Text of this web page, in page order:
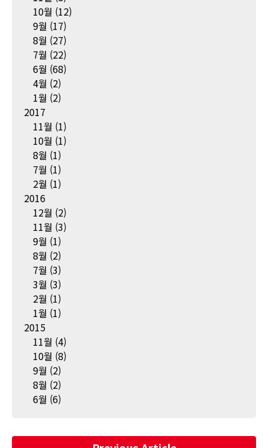
10월 (12)
9월 (17)
8월 (27)
7월 (22)
6월 (68)
4월 (2)
1월 (2)
2017
11월 (1)
10월 (1)
8월 (1)
7월 (1)
2월 (1)
2016
12월 (2)
11월 (3)
9월 (1)
8월 (2)
7월 (3)
3월 (3)
2월 (1)
1월 (1)
2015
11월 (4)
10월 (8)
9월 (2)
8월 (2)
6월 (6)